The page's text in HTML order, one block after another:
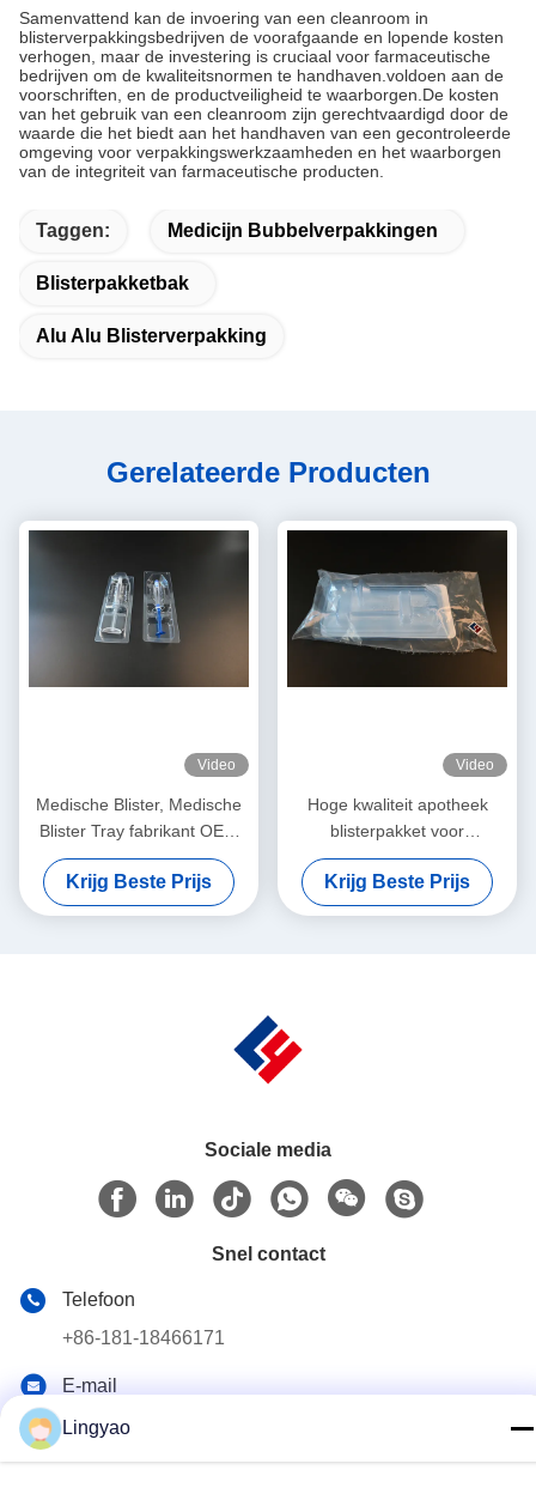
Samenvattend kan de invoering van een cleanroom in
blisterverpakkingsbedrijven de voorafgaande en lopende kosten
verhogen, maar de investering is cruciaal voor farmaceutische
bedrijven om de kwaliteitsnormen te handhaven.voldoen aan de
voorschriften, en de productveiligheid te waarborgen.De kosten
van het gebruik van een cleanroom zijn gerechtvaardigd door de
waarde die het biedt aan het handhaven van een gecontroleerde
omgeving voor verpakkingswerkzaamheden en het waarborgen
van de integriteit van farmaceutische producten.
Taggen: Medicijn Bubbelverpakkingen
Blisterpakketbak
Alu Alu Blisterverpakking
Gerelateerde Producten
Video
Medische Blister, Medische
Blister Tray fabrikant OEM
ODM met medische kwaliteit
materialen
Krijg Beste Prijs
Video
Hoge kwaliteit apotheek
blisterpakket voor
aangepaste thermovormige
medische
verpakkingsoplossingen
Krijg Beste Prijs
Sociale media
Snel contact
Telefoon
+86-181-18466171
E-mail
sale2@szlysb.com.cn
Adres
Lingyao